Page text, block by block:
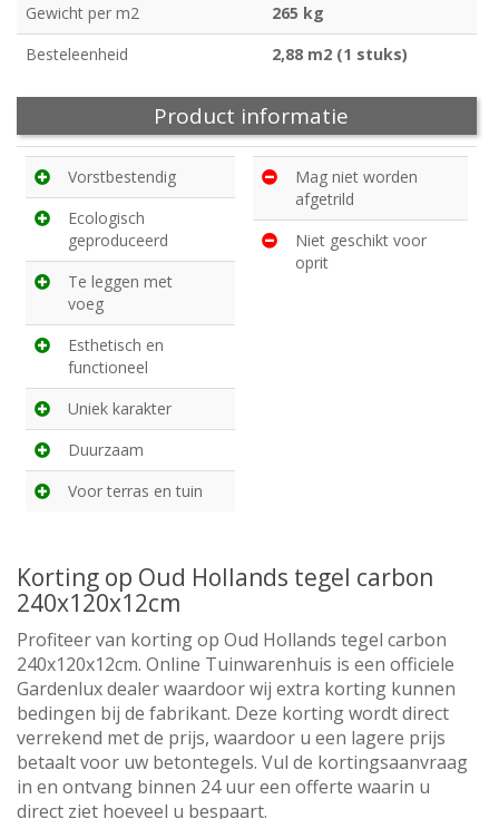
Gewicht per m2
265 kg
Besteleenheid
2,88 m2 (1 stuks)
Product informatie
Vorstbestendig
Ecologisch
geproduceerd
Te leggen met
voeg
Esthetisch en
functioneel
Uniek karakter
Duurzaam
Voor terras en tuin
Mag niet worden
afgetrild
Niet geschikt voor
oprit
Korting op Oud Hollands tegel carbon
240x120x12cm
Profiteer van korting op Oud Hollands tegel carbon
240x120x12cm. Online Tuinwarenhuis is een officiele
Gardenlux dealer waardoor wij extra korting kunnen
bedingen bij de fabrikant. Deze korting wordt direct
verrekend met de prijs, waardoor u een lagere prijs
betaalt voor uw betontegels. Vul de kortingsaanvraag
in en ontvang binnen 24 uur een offerte waarin u
direct ziet hoeveel u bespaart.